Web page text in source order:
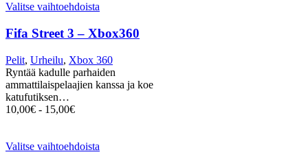
Valitse vaihtoehdoista
Fifa Street 3 – Xbox360
Pelit, Urheilu, Xbox 360
Ryntää kadulle parhaiden
ammattilaispelaajien kanssa ja koe
katufutiksen…
10,00€ - 15,00€
Valitse vaihtoehdoista